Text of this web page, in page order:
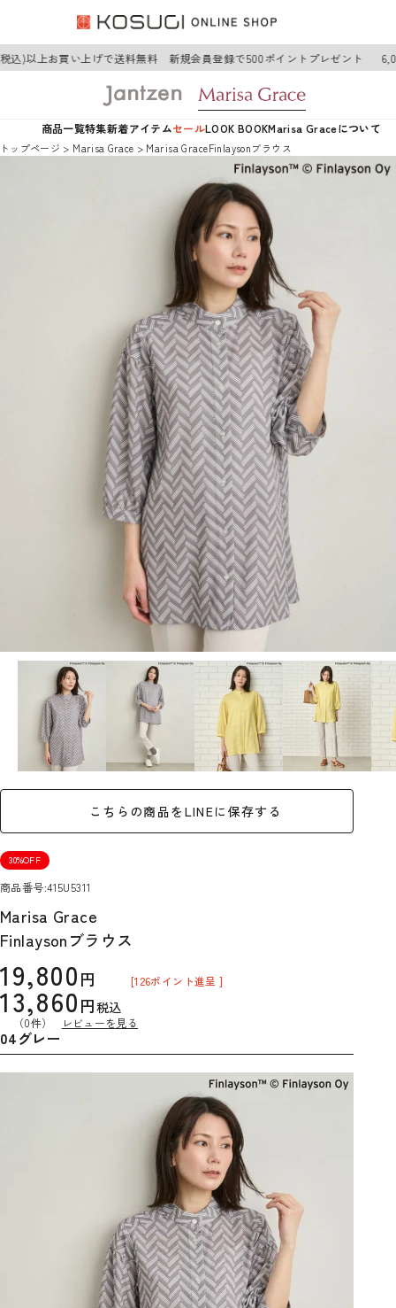
)以上お買い上げで送料無料 新規会員登録で500ポイントプレゼント
商品一覧特集新着アイテムセールLOOK BOOKMarisa Graceについて
トップページ Marisa Grace Marisa GraceFinlaysonブラウス
こちらの商品をLINEに保存する
30%OFF
商品番号 415U5311
Marisa Grace
Finlaysonブラウス
19,800
13,860 税込
[126ポイント進呈 ]
（0件） レビューを見る
04グレー